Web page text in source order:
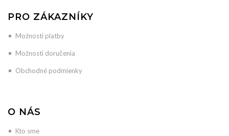
PRO ZÁKAZNÍKY
Možnosti platby
Možnosti doručenia
Obchodné podmienky
O NÁS
Kto sme